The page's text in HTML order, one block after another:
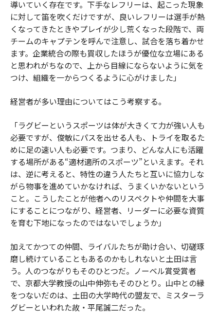
導いていく存在です。下手なレフリーは、起こった現象
に対して笛を吹くだけですが、良いレフリーは選手が熱
くなってきたときやプレイが少し荒くなった段階で、両
チームのキャプテンを呼んで注意し、試合を落ち着かせ
ます。企業統合の際も買収したほうが優位な立場にある
と思われがちなので、上から目線にならないように気を
つけ、組織を一からつくるように心がけました」
経営者が多い理由についてはこう考察する。
「ラグビーというスポーツは体が大きくて力が強い人も
必要ですが、俊敏にパスを出せる人も、トライを取るた
めに足の速い人も必要です。つまり、どんな人にも活躍
する場所がある“適材適所のスポーツ”といえます。それ
は、逆に考えると、特性の違う人たちと互いに協力しな
がら物事を進めていかなければ、うまくいかないという
こと。こうしたことが他者へのリスペクトや仲間を大事
にすることにつながり、経営者、リーダーに必要な資質
を育む下地になったのではないでしょうか」
加えてかつての仲間、ライバルたちが助け合い、切磋琢
磨し続けていることもあるのかもしれないと土田は言
う。人のつながりもそのひとつだ。ノーベル賞受賞者
で、京都大学教授の山中伸弥もそのひとり。山中との縁
をつないだのは、土田の大学時代の盟友で、ミスターラ
グビーといわれた故・平尾誠二だった。